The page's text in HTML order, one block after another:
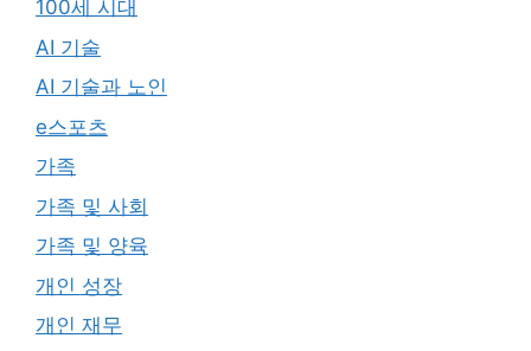
100세 시대
AI 기술
AI 기술과 노인
e스포츠
가족
가족 및 사회
가족 및 양육
개인 성장
개인 재무